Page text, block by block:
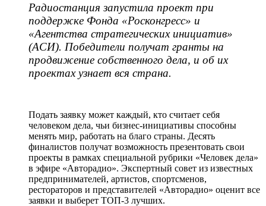
Радиостанция запустила проект при
поддержке Фонда «Росконгресс» и
«Агентства стратегических инициатив»
(АСИ). Победители получат гранты на
продвижение собственного дела, и об их
проектах узнает вся страна.
Подать заявку может каждый, кто считает себя
человеком дела, чьи бизнес-инициативы способны
менять мир, работать на благо страны. Десять
финалистов получат возможность презентовать свои
проекты в рамках специальной рубрики «Человек дела»
в эфире «Авторадио». Экспертный совет из известных
предпринимателей, артистов, спортсменов,
рестораторов и представителей «Авторадио» оценит все
заявки и выберет ТОП-3 лучших.